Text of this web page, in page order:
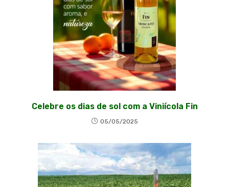
Celebre os dias de sol com a Viniícola Fin
05/05/2025